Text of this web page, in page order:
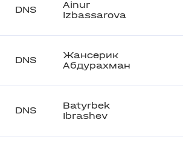
DNS
Ainur
Izbassarova
DNS
Жансерик
Абдурахман
DNS
Batyrbek
Ibrashev